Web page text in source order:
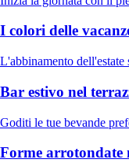
I colori delle
L'abbinamento
Bar estivo nel
Goditi le tue bevande
Forme